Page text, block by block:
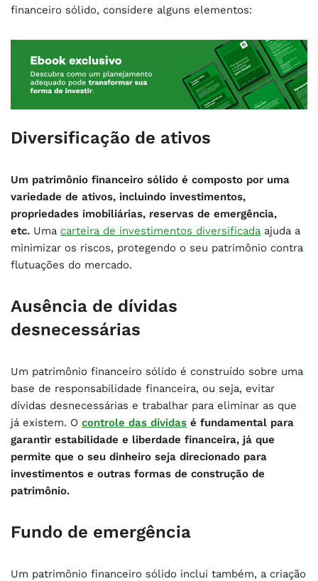
financeiro sólido, considere alguns elementos:
Diversificação de ativos
Um patrimônio financeiro sólido é composto por uma
variedade de ativos, incluindo investimentos,
propriedades imobiliárias, reservas de emergência,
etc. Uma carteira de investimentos diversificada ajuda a
minimizar os riscos, protegendo o seu patrimônio contra
flutuações do mercado.
Ausência de dívidas
desnecessárias
Um patrimônio financeiro sólido é construído sobre uma
base de responsabilidade financeira, ou seja, evitar
dívidas desnecessárias e trabalhar para eliminar as que
já existem. O controle das dívidas é fundamental para
garantir estabilidade e liberdade financeira, já que
permite que o seu dinheiro seja direcionado para
investimentos e outras formas de construção de
patrimônio.
Fundo de emergência
Um patrimônio financeiro sólido inclui também, a criação